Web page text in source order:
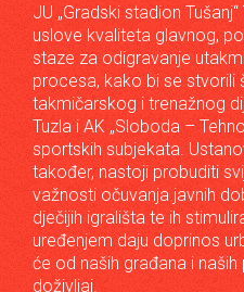
JU „Gradski stadion
uslove kvaliteta glavnog,
staze za odigravanje
procesa, kako bi se stvorili
takmičarskog i trenažnog
Tuzla i AK „Sloboda –
sportskih subjekata.
također, nastoji probuditi
važnosti očuvanja javnih
dječijih igrališta te ih
uređenjem daju doprinos
će od naših građana i
doživljaj.